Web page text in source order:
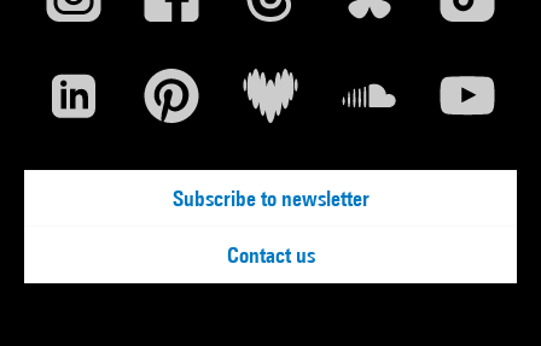
Subscribe to newsletter
Contact us